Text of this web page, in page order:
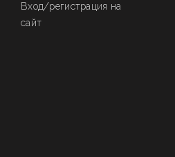
Вход/регистрация на
сайт